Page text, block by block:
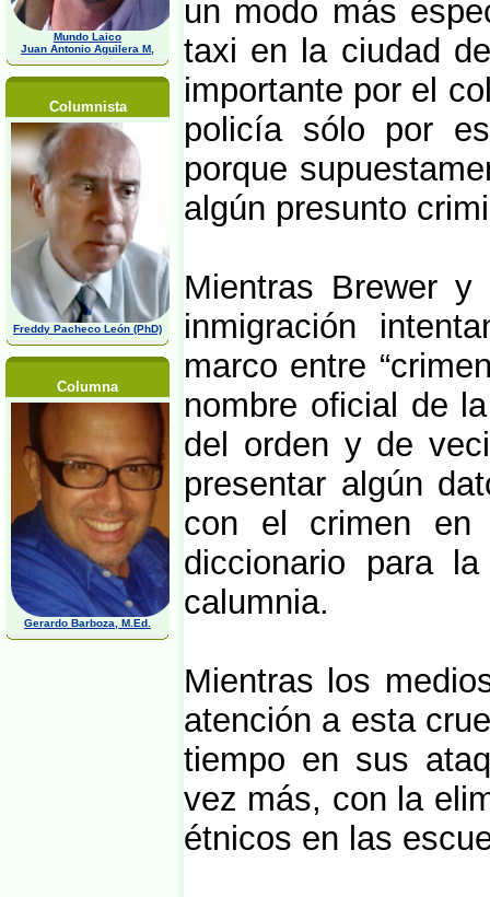
Mundo Laico
Juan Antonio Aguilera M,
Columnista
Freddy Pacheco León (PhD)
Columna
Gerardo Barboza, M.Ed.
un modo más
taxi en la ciudad
importante por el
policía sólo por
porque
algún presunto
Mientras Brewer
inmigración
marco entre
nombre oficial de
del orden y de
presentar algún
con el crimen en
diccionario para
calumnia.
Mientras los
atención a esta
tiempo en sus
vez más, con la
étnicos en las